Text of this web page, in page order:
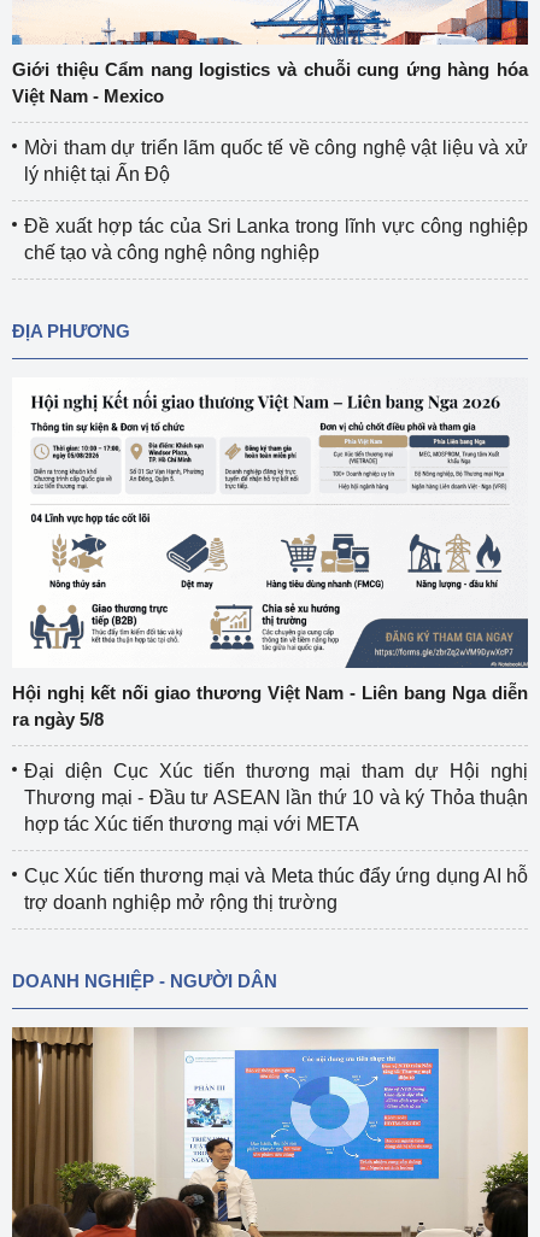
Giới thiệu Cẩm nang logistics và chuỗi cung ứng hàng hóa
Việt Nam - Mexico
Mời tham dự triển lãm quốc tế về công nghệ vật liệu và xử
lý nhiệt tại Ấn Độ
Đề xuất hợp tác của Sri Lanka trong lĩnh vực công nghiệp
chế tạo và công nghệ nông nghiệp
ĐỊA PHƯƠNG
Hội nghị kết nối giao thương Việt Nam - Liên bang Nga diễn
ra ngày 5/8
Đại diện Cục Xúc tiến thương mại tham dự Hội nghị
Thương mại - Đầu tư ASEAN lần thứ 10 và ký Thỏa thuận
hợp tác Xúc tiến thương mại với META
Cục Xúc tiến thương mại và Meta thúc đẩy ứng dụng AI hỗ
trợ doanh nghiệp mở rộng thị trường
DOANH NGHIỆP - NGƯỜI DÂN